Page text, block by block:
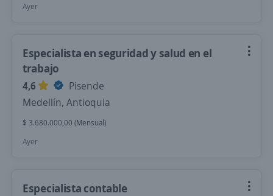
Ayer
Especialista en seguridad y salud en el
trabajo
4,6
Pisende
Medellín, Antioquia
$ 3.680.000,00 (Mensual)
Ayer
Especialista contable